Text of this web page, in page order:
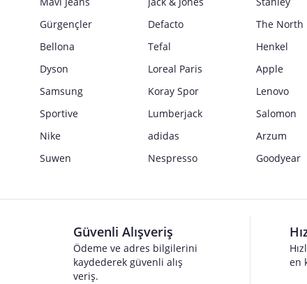
Gürgençler
Defacto
The North
Bellona
Tefal
Henkel
Dyson
Loreal Paris
Apple
Samsung
Koray Spor
Lenovo
Sportive
Lumberjack
Salomon
Nike
adidas
Arzum
Suwen
Nespresso Goodyear
Güvenli Alışveriş
Ödeme ve adres bilgilerini
kaydederek güvenli alış
veriş.
en